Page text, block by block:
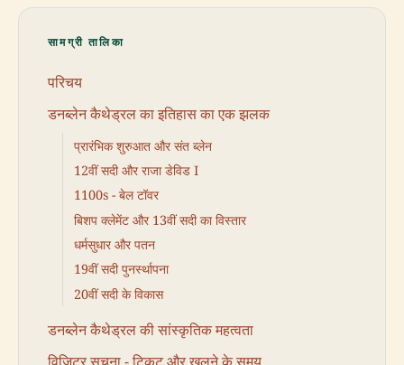
सामग्री तालिका
परिचय
डनब्लेन कैथेड्रल का इतिहास का एक झलक
प्रारंभिक शुरुआत और संत ब्लेन
12वीं सदी और राजा डेविड I
1100s - बेल टॉवर
बिशप क्लेमेंट और 13वीं सदी का विस्तार
धर्मसुधार और पतन
19वीं सदी पुनर्स्थापना
20वीं सदी के विकास
डनब्लेन कैथेड्रल की सांस्कृतिक महत्वता